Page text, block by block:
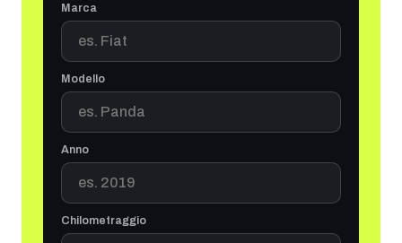
Marca
Modello
Anno
Chilometraggio